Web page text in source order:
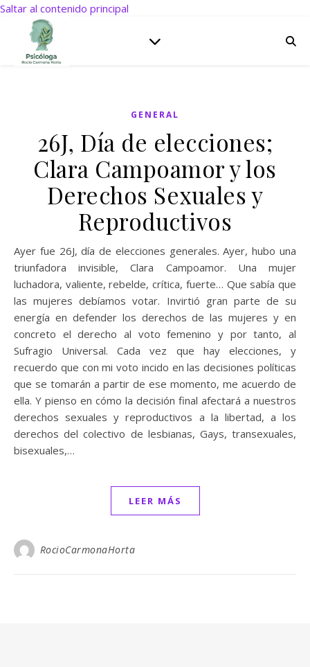
Saltar al contenido principal
GENERAL
26J, Día de elecciones;
Clara Campoamor y los
Derechos Sexuales y
Reproductivos
Ayer fue 26J, día de elecciones generales. Ayer, hubo una
triunfadora invisible, Clara Campoamor. Una mujer
luchadora, valiente, rebelde, crítica, fuerte… Que sabía que
las mujeres debíamos votar. Invirtió gran parte de su
energía en defender los derechos de las mujeres y en
concreto el derecho al voto femenino y por tanto, al
Sufragio Universal. Cada vez que hay elecciones, y
recuerdo que con mi voto incido en las decisiones políticas
que se tomarán a partir de ese momento, me acuerdo de
ella. Y pienso en cómo la decisión final afectará a nuestros
derechos sexuales y reproductivos a la libertad, a los
derechos del colectivo de lesbianas, Gays, transexuales,
bisexuales,…
LEER MÁS
RocioCarmonaHorta